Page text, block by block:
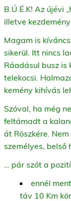
B.Ú.É.K! Az újévi
illetve
Magam is
sikerül. Itt nincs
Ráadásul busz is
telekocsi.
kemény kihívás
Szóval, ha még
feltámadt a
át Röszkére.
személyes, belső
… pár szót a
ennél
táv 10 Km